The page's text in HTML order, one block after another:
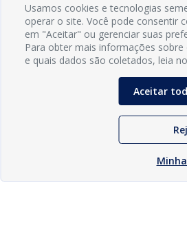
Usamos cookies e tecnologias
operar o site. Você pode consentir
em "Aceitar" ou gerenciar suas
Para obter mais informações
e quais dados são coletados, leia
Aceitar